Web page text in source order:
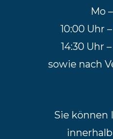
Mo
10:00 Uhr
14:30 Uhr
sowie nach
Sie können